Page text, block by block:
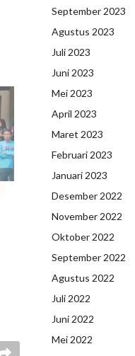
September 2023
Agustus 2023
Juli 2023
Juni 2023
Mei 2023
April 2023
Maret 2023
Februari 2023
Januari 2023
Desember 2022
November 2022
Oktober 2022
September 2022
Agustus 2022
Juli 2022
Juni 2022
Mei 2022